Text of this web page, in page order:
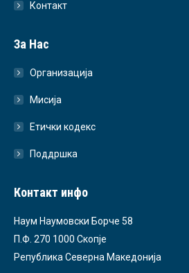
Контакт
За Нас
Организација
Мисија
Етички кодекс
Поддршка
Контакт инфо
Наум Наумовски Борче 58
П.Ф. 270 1000 Скопје
Република Северна Македонија